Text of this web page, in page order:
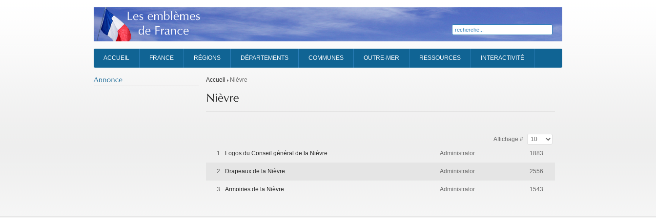
ACCUEIL FRANCE RÉGIONS DÉPARTEMENTS COMMUNES OUTRE-MER RESSOURCES INTERACTIVITÉ
Accueil Nièvre
Affichage #
1 Logos du Conseil général de la Nièvre Administrator 1883
2 Drapeaux de la Nièvre Administrator 2556
3 Armoiries de la Nièvre Administrator 1543